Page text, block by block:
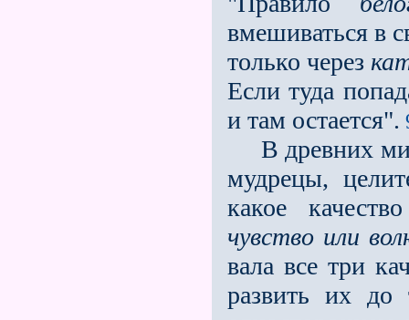
вмешиваться в
только через
Если туда
и там остается".
В древних
мудрецы,
какое
чувство или
вала все три
развить их до